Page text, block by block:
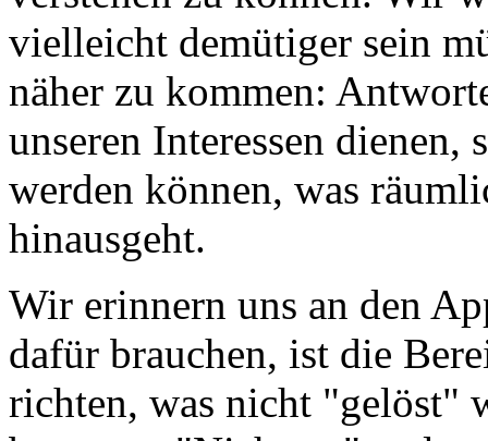
vielleicht demütiger sein
näher zu kommen:
unseren Interessen dienen,
werden können, was
hinausgeht.
Wir erinnern uns an den
dafür brauchen, ist die
richten, was nicht "gelöst"